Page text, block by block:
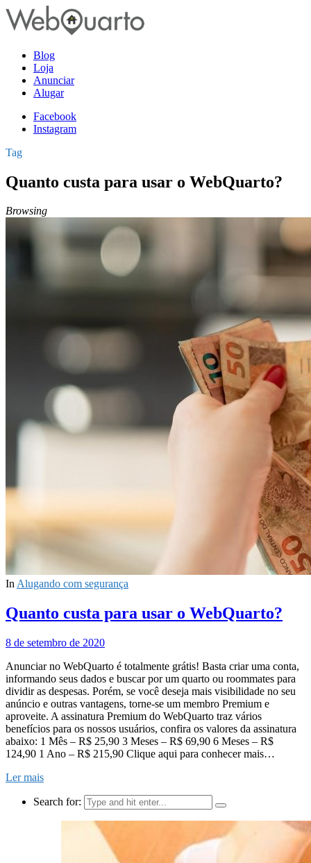
Blog
Loja
Anunciar
Alugar
Facebook
Instagram
Tag
Quanto custa para usar o WebQuarto?
Browsing
InAlugando com segurança
Quanto custa para usar o WebQuarto?
8 de setembro de 2020
Anunciar no WebQuarto é totalmente grátis! Basta criar uma conta,
informando seus dados e buscar por um quarto ou roommates para
dividir as despesas. Porém, se você deseja mais visibilidade no seu
anúncio e outras vantagens, torne-se um membro Premium e
aproveite. A assinatura Premium do WebQuarto traz vários
benefícios para os nossos usuários, confira os valores da assinatura
abaixo: 1 Mês – R$ 25,90 3 Meses – R$ 69,90 6 Meses – R$
124,90 1 Ano – R$ 215,90 Clique aqui para conhecer mais…
Ler mais
Search for: